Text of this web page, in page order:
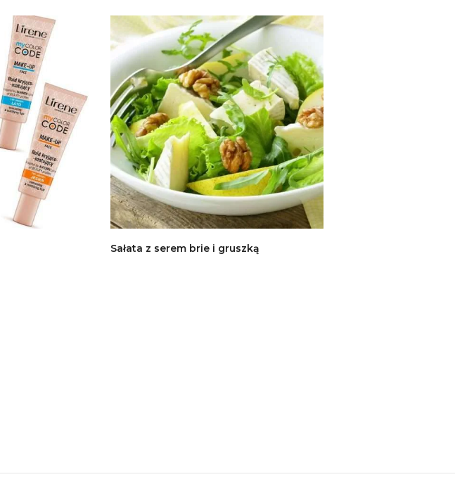
Sałata z serem brie i gruszką